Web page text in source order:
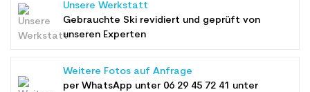
Unsere Werkstatt
Gebrauchte Ski revidiert und geprüft von
unseren Experten
Weitere Fotos auf Anfrage
per WhatsApp unter 06 29 45 72 41 unter